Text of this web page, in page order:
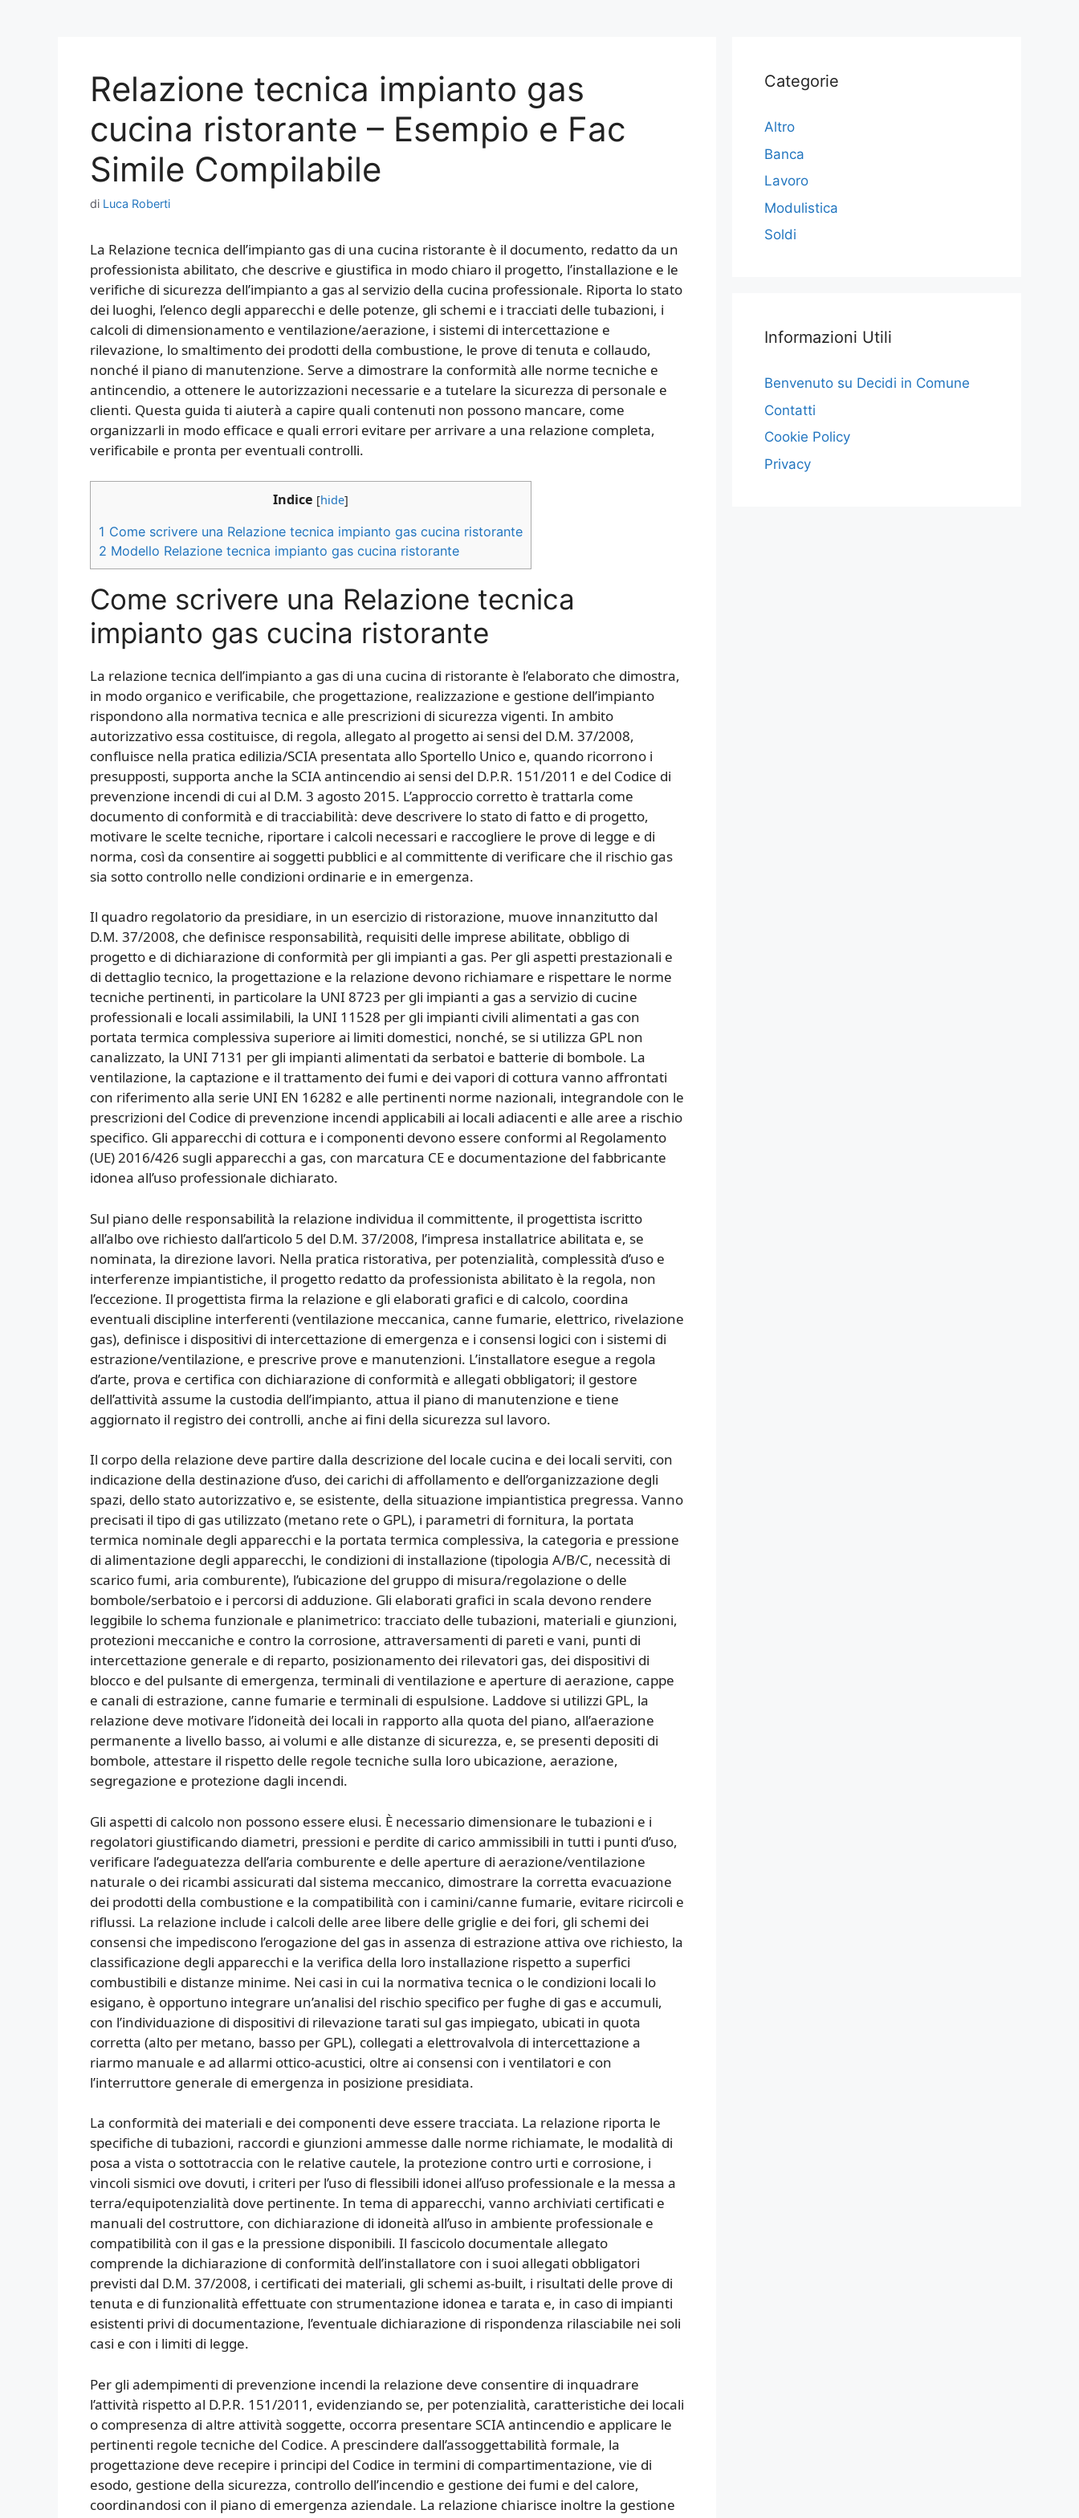
Relazione tecnica impianto gas
cucina ristorante​​ – Esempio e Fac
Simile Compilabile
di Luca Roberti
La Relazione tecnica dell’impianto gas di una cucina ristorante è il documento, redatto da un
professionista abilitato, che descrive e giustifica in modo chiaro il progetto, l’installazione e le
verifiche di sicurezza dell’impianto a gas al servizio della cucina professionale. Riporta lo stato
dei luoghi, l’elenco degli apparecchi e delle potenze, gli schemi e i tracciati delle tubazioni, i
calcoli di dimensionamento e ventilazione/aerazione, i sistemi di intercettazione e
rilevazione, lo smaltimento dei prodotti della combustione, le prove di tenuta e collaudo,
nonché il piano di manutenzione. Serve a dimostrare la conformità alle norme tecniche e
antincendio, a ottenere le autorizzazioni necessarie e a tutelare la sicurezza di personale e
clienti. Questa guida ti aiuterà a capire quali contenuti non possono mancare, come
organizzarli in modo efficace e quali errori evitare per arrivare a una relazione completa,
verificabile e pronta per eventuali controlli.
Indice [hide]
1 Come scrivere una Relazione tecnica impianto gas cucina ristorante​​
2 Modello Relazione tecnica impianto gas cucina ristorante​​
Come scrivere una Relazione tecnica
impianto gas cucina ristorante​​
La relazione tecnica dell’impianto a gas di una cucina di ristorante è l’elaborato che dimostra,
in modo organico e verificabile, che progettazione, realizzazione e gestione dell’impianto
rispondono alla normativa tecnica e alle prescrizioni di sicurezza vigenti. In ambito
autorizzativo essa costituisce, di regola, allegato al progetto ai sensi del D.M. 37/2008,
confluisce nella pratica edilizia/SCIA presentata allo Sportello Unico e, quando ricorrono i
presupposti, supporta anche la SCIA antincendio ai sensi del D.P.R. 151/2011 e del Codice di
prevenzione incendi di cui al D.M. 3 agosto 2015. L’approccio corretto è trattarla come
documento di conformità e di tracciabilità: deve descrivere lo stato di fatto e di progetto,
motivare le scelte tecniche, riportare i calcoli necessari e raccogliere le prove di legge e di
norma, così da consentire ai soggetti pubblici e al committente di verificare che il rischio gas
sia sotto controllo nelle condizioni ordinarie e in emergenza.
Il quadro regolatorio da presidiare, in un esercizio di ristorazione, muove innanzitutto dal
D.M. 37/2008, che definisce responsabilità, requisiti delle imprese abilitate, obbligo di
progetto e di dichiarazione di conformità per gli impianti a gas. Per gli aspetti prestazionali e
di dettaglio tecnico, la progettazione e la relazione devono richiamare e rispettare le norme
tecniche pertinenti, in particolare la UNI 8723 per gli impianti a gas a servizio di cucine
professionali e locali assimilabili, la UNI 11528 per gli impianti civili alimentati a gas con
portata termica complessiva superiore ai limiti domestici, nonché, se si utilizza GPL non
canalizzato, la UNI 7131 per gli impianti alimentati da serbatoi e batterie di bombole. La
ventilazione, la captazione e il trattamento dei fumi e dei vapori di cottura vanno affrontati
con riferimento alla serie UNI EN 16282 e alle pertinenti norme nazionali, integrandole con le
prescrizioni del Codice di prevenzione incendi applicabili ai locali adiacenti e alle aree a rischio
specifico. Gli apparecchi di cottura e i componenti devono essere conformi al Regolamento
(UE) 2016/426 sugli apparecchi a gas, con marcatura CE e documentazione del fabbricante
idonea all’uso professionale dichiarato.
Sul piano delle responsabilità la relazione individua il committente, il progettista iscritto
all’albo ove richiesto dall’articolo 5 del D.M. 37/2008, l’impresa installatrice abilitata e, se
nominata, la direzione lavori. Nella pratica ristorativa, per potenzialità, complessità d’uso e
interferenze impiantistiche, il progetto redatto da professionista abilitato è la regola, non
l’eccezione. Il progettista firma la relazione e gli elaborati grafici e di calcolo, coordina
eventuali discipline interferenti (ventilazione meccanica, canne fumarie, elettrico, rivelazione
gas), definisce i dispositivi di intercettazione di emergenza e i consensi logici con i sistemi di
estrazione/ventilazione, e prescrive prove e manutenzioni. L’installatore esegue a regola
d’arte, prova e certifica con dichiarazione di conformità e allegati obbligatori; il gestore
dell’attività assume la custodia dell’impianto, attua il piano di manutenzione e tiene
aggiornato il registro dei controlli, anche ai fini della sicurezza sul lavoro.
Il corpo della relazione deve partire dalla descrizione del locale cucina e dei locali serviti, con
indicazione della destinazione d’uso, dei carichi di affollamento e dell’organizzazione degli
spazi, dello stato autorizzativo e, se esistente, della situazione impiantistica pregressa. Vanno
precisati il tipo di gas utilizzato (metano rete o GPL), i parametri di fornitura, la portata
termica nominale degli apparecchi e la portata termica complessiva, la categoria e pressione
di alimentazione degli apparecchi, le condizioni di installazione (tipologia A/B/C, necessità di
scarico fumi, aria comburente), l’ubicazione del gruppo di misura/regolazione o delle
bombole/serbatoio e i percorsi di adduzione. Gli elaborati grafici in scala devono rendere
leggibile lo schema funzionale e planimetrico: tracciato delle tubazioni, materiali e giunzioni,
protezioni meccaniche e contro la corrosione, attraversamenti di pareti e vani, punti di
intercettazione generale e di reparto, posizionamento dei rilevatori gas, dei dispositivi di
blocco e del pulsante di emergenza, terminali di ventilazione e aperture di aerazione, cappe
e canali di estrazione, canne fumarie e terminali di espulsione. Laddove si utilizzi GPL, la
relazione deve motivare l’idoneità dei locali in rapporto alla quota del piano, all’aerazione
permanente a livello basso, ai volumi e alle distanze di sicurezza, e, se presenti depositi di
bombole, attestare il rispetto delle regole tecniche sulla loro ubicazione, aerazione,
segregazione e protezione dagli incendi.
Gli aspetti di calcolo non possono essere elusi. È necessario dimensionare le tubazioni e i
regolatori giustificando diametri, pressioni e perdite di carico ammissibili in tutti i punti d’uso,
verificare l’adeguatezza dell’aria comburente e delle aperture di aerazione/ventilazione
naturale o dei ricambi assicurati dal sistema meccanico, dimostrare la corretta evacuazione
dei prodotti della combustione e la compatibilità con i camini/canne fumarie, evitare ricircoli e
riflussi. La relazione include i calcoli delle aree libere delle griglie e dei fori, gli schemi dei
consensi che impediscono l’erogazione del gas in assenza di estrazione attiva ove richiesto, la
classificazione degli apparecchi e la verifica della loro installazione rispetto a superfici
combustibili e distanze minime. Nei casi in cui la normativa tecnica o le condizioni locali lo
esigano, è opportuno integrare un’analisi del rischio specifico per fughe di gas e accumuli,
con l’individuazione di dispositivi di rilevazione tarati sul gas impiegato, ubicati in quota
corretta (alto per metano, basso per GPL), collegati a elettrovalvola di intercettazione a
riarmo manuale e ad allarmi ottico-acustici, oltre ai consensi con i ventilatori e con
l’interruttore generale di emergenza in posizione presidiata.
La conformità dei materiali e dei componenti deve essere tracciata. La relazione riporta le
specifiche di tubazioni, raccordi e giunzioni ammesse dalle norme richiamate, le modalità di
posa a vista o sottotraccia con le relative cautele, la protezione contro urti e corrosione, i
vincoli sismici ove dovuti, i criteri per l’uso di flessibili idonei all’uso professionale e la messa a
terra/equipotenzialità dove pertinente. In tema di apparecchi, vanno archiviati certificati e
manuali del costruttore, con dichiarazione di idoneità all’uso in ambiente professionale e
compatibilità con il gas e la pressione disponibili. Il fascicolo documentale allegato
comprende la dichiarazione di conformità dell’installatore con i suoi allegati obbligatori
previsti dal D.M. 37/2008, i certificati dei materiali, gli schemi as-built, i risultati delle prove di
tenuta e di funzionalità effettuate con strumentazione idonea e tarata e, in caso di impianti
esistenti privi di documentazione, l’eventuale dichiarazione di rispondenza rilasciabile nei soli
casi e con i limiti di legge.
Per gli adempimenti di prevenzione incendi la relazione deve consentire di inquadrare
l’attività rispetto al D.P.R. 151/2011, evidenziando se, per potenzialità, caratteristiche dei locali
o compresenza di altre attività soggette, occorra presentare SCIA antincendio e applicare le
pertinenti regole tecniche del Codice. A prescindere dall’assoggettabilità formale, la
progettazione deve recepire i principi del Codice in termini di compartimentazione, vie di
esodo, gestione della sicurezza, controllo dell’incendio e gestione dei fumi e del calore,
coordinandosi con il piano di emergenza aziendale. La relazione chiarisce inoltre la gestione
Categorie
Altro
Banca
Lavoro
Modulistica
Soldi
Informazioni Utili
Benvenuto su Decidi in Comune
Contatti
Cookie Policy
Privacy